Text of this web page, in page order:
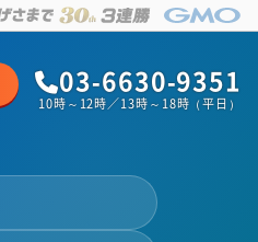
03-6630-9351
10時～12時／13時～18時（平日）